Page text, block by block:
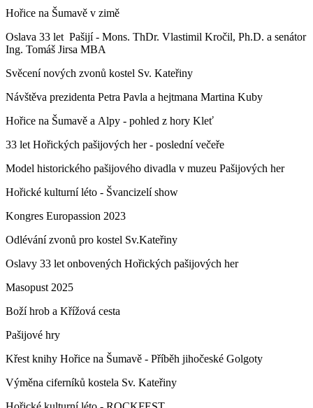
Hořice na Šumavě v zimě
Oslava 33 let Pašijí - Mons. ThDr. Vlastimil Kročil, Ph.D. a senátor
Ing. Tomáš Jirsa MBA
Svěcení nových zvonů kostel Sv. Kateřiny
Návštěva prezidenta Petra Pavla a hejtmana Martina Kuby
Hořice na Šumavě a Alpy - pohled z hory Kleť
33 let Hořických pašijových her - poslední večeře
Model historického pašijového divadla v muzeu Pašijových her
Hořické kulturní léto - Švancizelí show
Kongres Europassion 2023
Odlévání zvonů pro kostel Sv.Kateřiny
Oslavy 33 let onbovených Hořických pašijových her
Masopust 2025
Boží hrob a Křížová cesta
Pašijové hry
Křest knihy Hořice na Šumavě - Příběh jihočeské Golgoty
Výměna ciferníků kostela Sv. Kateřiny